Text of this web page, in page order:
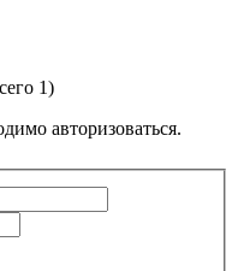
1)
авторизоваться.